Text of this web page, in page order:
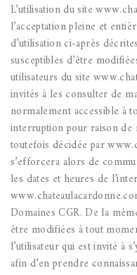
L’utilisation du site
l’acceptation pleine et
d’utilisation ci-après
susceptibles d’être
utilisateurs du site
invités à les consulter de
normalement accessible à
interruption pour raison de
toutefois décidée par
s’efforcera alors de
les dates et heures de
Domaines CGR. De la
être modifiées à tout
l’utilisateur qui est invité à
afin d’en prendre